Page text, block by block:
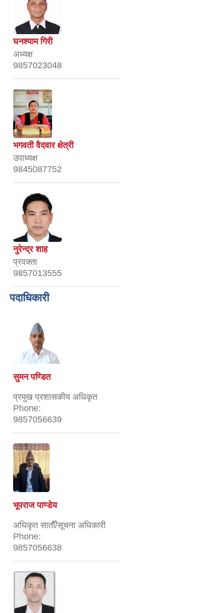
घनश्याम गिरी
अध्यक्ष
9857023048
भगवती वैदवार क्षेत्री
उपाध्यक्ष
9845087752
नुरेन्द्र शाह
प्रवक्ता
9857013555
पदाधिकारी
सुमन पण्डित
प्रमुख प्रशासकीय अधिकृत
Phone:
9857056639
भूपराज पाण्डेय
अधिकृत सातौँ/सूचना अधिकारी
Phone:
9857056638